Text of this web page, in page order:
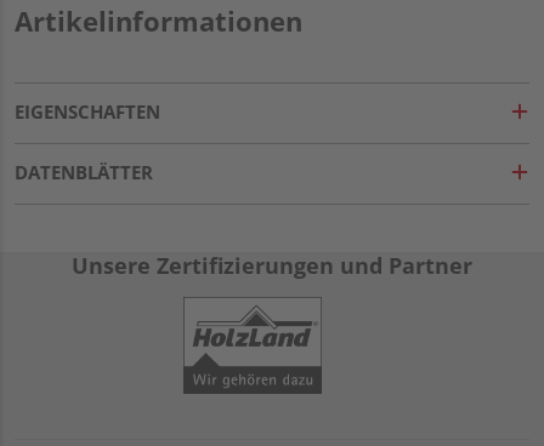
Artikelinformationen
EIGENSCHAFTEN
DATENBLÄTTER
Unsere Zertifizierungen und Partner